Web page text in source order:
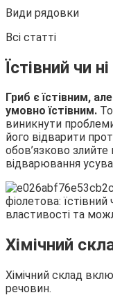
Види рядовки
Всі статті
Їстівний чи
Гриб є їстівним,
умовно їстівним.
виникнути
його відварити
обов’язково
відварювання
Хімічний
Хімічний склад
речовин.